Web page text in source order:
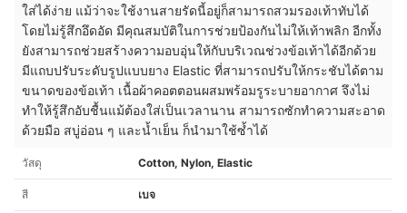
ใส่ได้ง่าย แม้ว่าจะใช้งานสายรัดนี้อยู่ก็สามารถสวมรองเท้าทับได้
โดยไม่รู้สึกอึดอัด มีคุณสมบัติในการช่วยป้องกันไม่ให้เท้าพลิก อีกทั้ง
ยังสามารถช่วยสร้างความอบอุ่นให้กับบริเวณช่วงข้อเท้าได้อีกด้วย
มีแถบปรับระดับรูปแบบยาง Elastic ที่สามารถปรับให้กระชับได้ตาม
ขนาดของข้อเท้า เนื้อผ้าคอตตอนผสมพร้อมรูระบายอากาศ จึงไม่
ทำให้รู้สึกอับชื้นแม้ต้องใส่เป็นเวลานาน สามารถซักทำความสะอาด
ด้วยมือ สบู่อ่อน ๆ และน้ำเย็น ก็นำมาใช้ซ้ำได้
วัสดุ Cotton, Nylon, Elastic
สี เบจ